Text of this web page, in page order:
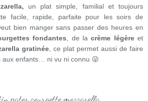
un plat simple, familial et toujours
facile, rapide, parfaite pour les soirs de
bien manger sans passer des heures en
fondantes , de lacrème légèreet
gratinée , ce plat permet aussi de faire
aux enfants… ni vu ni connu 😜